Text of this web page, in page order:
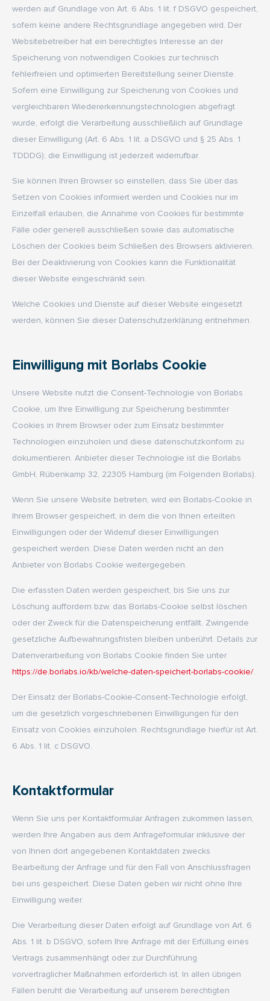
werden auf Grundlage von Art. 6 Abs. 1 lit. f DSGVO gespeichert,
sofern keine andere Rechtsgrundlage angegeben wird. Der
Websitebetreiber hat ein berechtigtes Interesse an der
Speicherung von notwendigen Cookies zur technisch
fehlerfreien und optimierten Bereitstellung seiner Dienste.
Sofern eine Einwilligung zur Speicherung von Cookies und
vergleichbaren Wiedererkennungstechnologien abgefragt
wurde, erfolgt die Verarbeitung ausschließlich auf Grundlage
dieser Einwilligung (Art. 6 Abs. 1 lit. a DSGVO und § 25 Abs. 1
TDDDG); die Einwilligung ist jederzeit widerrufbar.
Sie können Ihren Browser so einstellen, dass Sie über das
Setzen von Cookies informiert werden und Cookies nur im
Einzelfall erlauben, die Annahme von Cookies für bestimmte
Fälle oder generell ausschließen sowie das automatische
Löschen der Cookies beim Schließen des Browsers aktivieren.
Bei der Deaktivierung von Cookies kann die Funktionalität
dieser Website eingeschränkt sein.
Welche Cookies und Dienste auf dieser Website eingesetzt
werden, können Sie dieser Datenschutzerklärung entnehmen.
Einwilligung mit Borlabs Cookie
Unsere Website nutzt die Consent-Technologie von Borlabs
Cookie, um Ihre Einwilligung zur Speicherung bestimmter
Cookies in Ihrem Browser oder zum Einsatz bestimmter
Technologien einzuholen und diese datenschutzkonform zu
dokumentieren. Anbieter dieser Technologie ist die Borlabs
GmbH, Rübenkamp 32, 22305 Hamburg (im Folgenden Borlabs).
Wenn Sie unsere Website betreten, wird ein Borlabs-Cookie in
Ihrem Browser gespeichert, in dem die von Ihnen erteilten
Einwilligungen oder der Widerruf dieser Einwilligungen
gespeichert werden. Diese Daten werden nicht an den
Anbieter von Borlabs Cookie weitergegeben.
Die erfassten Daten werden gespeichert, bis Sie uns zur
Löschung auffordern bzw. das Borlabs-Cookie selbst löschen
oder der Zweck für die Datenspeicherung entfällt. Zwingende
gesetzliche Aufbewahrungsfristen bleiben unberührt. Details zur
Datenverarbeitung von Borlabs Cookie finden Sie unter
https://de.borlabs.io/kb/welche-daten-speichert-borlabs-cookie/.
Der Einsatz der Borlabs-Cookie-Consent-Technologie erfolgt,
um die gesetzlich vorgeschriebenen Einwilligungen für den
Einsatz von Cookies einzuholen. Rechtsgrundlage hierfür ist Art.
6 Abs. 1 lit. c DSGVO.
Kontaktformular
Wenn Sie uns per Kontaktformular Anfragen zukommen lassen,
werden Ihre Angaben aus dem Anfrageformular inklusive der
von Ihnen dort angegebenen Kontaktdaten zwecks
Bearbeitung der Anfrage und für den Fall von Anschlussfragen
bei uns gespeichert. Diese Daten geben wir nicht ohne Ihre
Einwilligung weiter.
Die Verarbeitung dieser Daten erfolgt auf Grundlage von Art. 6
Abs. 1 lit. b DSGVO, sofern Ihre Anfrage mit der Erfüllung eines
Vertrags zusammenhängt oder zur Durchführung
vorvertraglicher Maßnahmen erforderlich ist. In allen übrigen
Fällen beruht die Verarbeitung auf unserem berechtigten